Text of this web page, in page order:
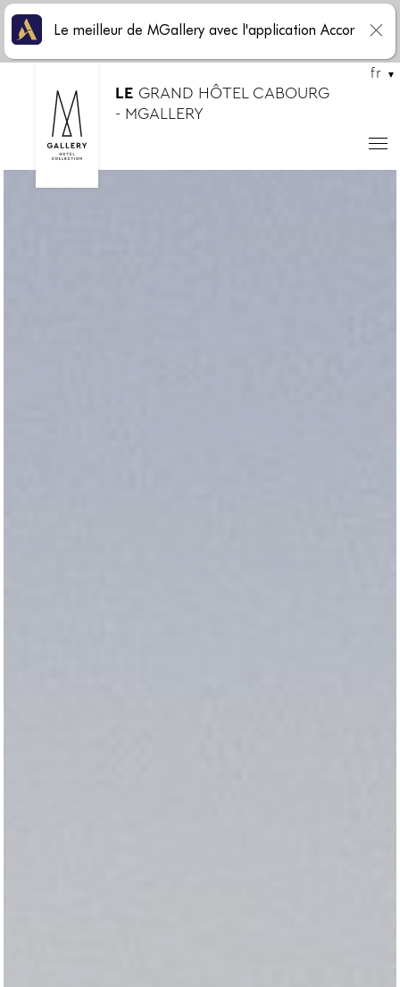
LE GRAND HÔTEL CABOURG
- MGALLERY
fr
Le meilleur de MGallery avec l'application Accor